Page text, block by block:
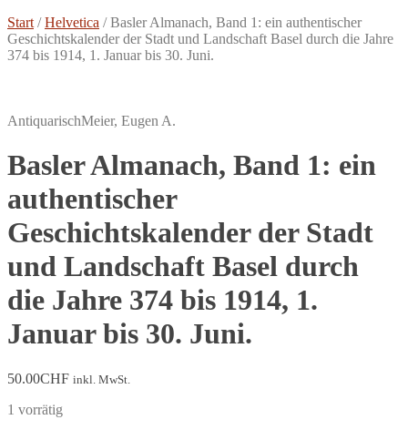
Start /Helvetica /Basler Almanach, Band 1: ein authentischer
Geschichtskalender der Stadt und Landschaft Basel durch die Jahre
374 bis 1914, 1. Januar bis 30. Juni.
AntiquarischMeier, Eugen A.
Basler Almanach, Band 1: ein
authentischer
Geschichtskalender der Stadt
und Landschaft Basel durch
die Jahre 374 bis 1914, 1.
Januar bis 30. Juni.
50.00CHF inkl. MwSt.
1 vorrätig